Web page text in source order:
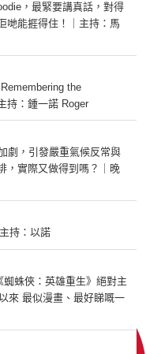
，最緊要講真話，對得
哋能捱得住！｜主持：馬
the
持：鍾一諾 Roger
劇，引發嚴重氣候反常與
，實際又做得到嗎？｜晚
持：以諾
蜘蛛俠：英雄重生》絕對主
來 最似漫畫、最好睇嘅一